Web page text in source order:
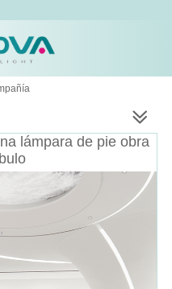
lámpara de pie obra